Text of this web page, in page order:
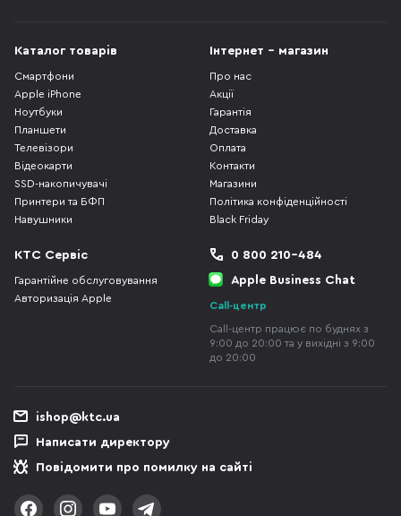
Каталог товарів
Смартфони
Apple iPhone
Ноутбуки
Планшети
Телевізори
Відеокарти
SSD-накопичувачі
Принтери та БФП
Навушники
Інтернет - магазин
Про нас
Акції
Гарантія
Доставка
Оплата
Контакти
Магазини
Політика конфіденційності
Black Friday
КТС Сервіс
Гарантійне обслуговування
Авторизація Apple
0 800 210-484
Apple Business Chat
Call-центр
Call-центр працює по буднях з
9:00 до 20:00 та у вихідні з 9:00
до 20:00
ishop@ktc.ua
Написати директору
Повідомити про помилку на сайті